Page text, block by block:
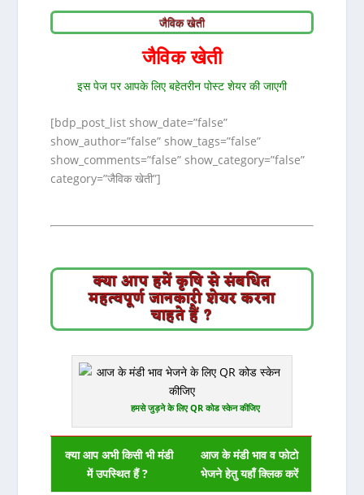
जैविक खेती
जैविक खेती
इस पेज पर आपके लिए बहेतरीन पोस्ट शेयर की जाएगी
[bdp_post_list show_date=”false”
show_author=”false” show_tags=”false”
show_comments=”false” show_category=”false”
category=”जैविक खेती”]
क्या आप हमें कृषि से संबधित
महत्वपूर्ण जानकारी शेयर करना
चाहते हैं ?
हमसे जुड़ने के लिए QR कोड स्केन कीजिए
क्या आप अभी किसी भी मंडी
में उपस्थित हैं ?
आज के मंडी भाव व फोटो
भेजने हेतु यहाँ क्लिक करें